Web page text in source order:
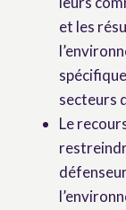
et les
secteurs
Le